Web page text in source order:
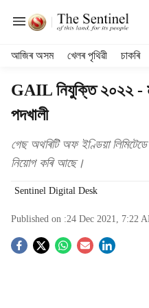
আজিৰ অসম খেলৰ পৃথিৱী চাকৰি
GAIL নিযুক্তি ২০২২ -
পদখালী
গেছ অথৰিটি অফ ইণ্ডিয়া
নিয়োগ কৰি আছে।
Sentinel Digital Desk
Published on :24 Dec 2021, 7:22
S